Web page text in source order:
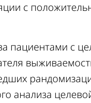
с
пациентами с
анализа